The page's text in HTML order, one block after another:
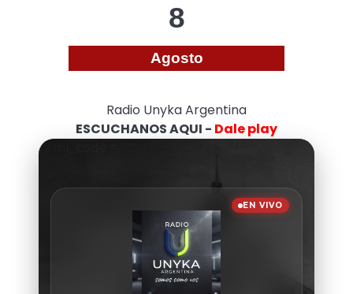
8
Agosto
Radio Unyka Argentina
ESCUCHANOS AQUI - Dale play